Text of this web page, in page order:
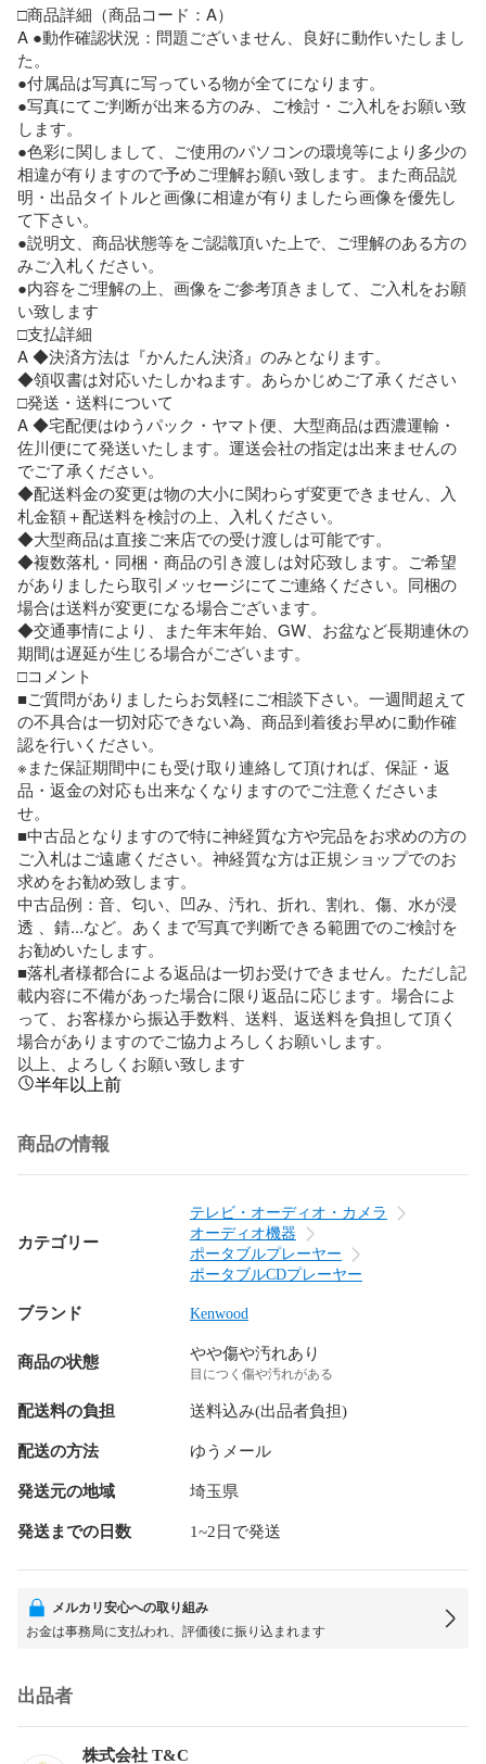
□商品詳細（商品コード：A）
A ●動作確認状況：問題ございません、良好に動作いたしまし
た。
●付属品は写真に写っている物が全てになります。
●写真にてご判断が出来る方のみ、ご検討・ご入札をお願い致
します。
●色彩に関しまして、ご使用のパソコンの環境等により多少の
相違が有りますので予めご理解お願い致します。また商品説
明・出品タイトルと画像に相違が有りましたら画像を優先し
て下さい。
●説明文、商品状態等をご認識頂いた上で、ご理解のある方の
みご入札ください。
●内容をご理解の上、画像をご参考頂きまして、ご入札をお願
い致します
□支払詳細
A ◆決済方法は『かんたん決済』のみとなります。
◆領収書は対応いたしかねます。あらかじめご了承ください
□発送・送料について
A ◆宅配便はゆうパック・ヤマト便、大型商品は西濃運輸・
佐川便にて発送いたします。運送会社の指定は出来ませんの
でご了承ください。
◆配送料金の変更は物の大小に関わらず変更できません、入
札金額＋配送料を検討の上、入札ください。
◆大型商品は直接ご来店での受け渡しは可能です。
◆複数落札・同梱・商品の引き渡しは対応致します。ご希望
がありましたら取引メッセージにてご連絡ください。同梱の
場合は送料が変更になる場合ございます。
◆交通事情により、また年末年始、GW、お盆など長期連休の
期間は遅延が生じる場合がございます。
□コメント
■ご質問がありましたらお気軽にご相談下さい。一週間超えて
の不具合は一切対応できない為、商品到着後お早めに動作確
認を行いください。
※また保証期間中にも受け取り連絡して頂ければ、保証・返
品・返金の対応も出来なくなりますのでご注意くださいま
せ。
■中古品となりますので特に神経質な方や完品をお求めの方の
ご入札はご遠慮ください。神経質な方は正規ショップでのお
求めをお勧め致します。
中古品例：音、匂い、凹み、汚れ、折れ、割れ、傷、水が浸
透 、錆...など。あくまで写真で判断できる範囲でのご検討を
お勧めいたします。
■落札者様都合による返品は一切お受けできません。ただし記
載内容に不備があった場合に限り返品に応じます。場合によ
って、お客様から振込手数料、送料、返送料を負担して頂く
場合がありますのでご協力よろしくお願いします。
以上、よろしくお願い致します
半年以上前
商品の情報
カテゴリー
テレビ・オーディオ・カメラ
オーディオ機器
ポータブルプレーヤー
ポータブルCDプレーヤー
ブランド Kenwood
商品の状態 やや傷や汚れあり
目につく傷や汚れがある
配送料の負担 送料込み(出品者負担)
配送の方法 ゆうメール
発送元の地域 埼玉県
発送までの日数 1~2日で発送
メルカリ安心への取り組み
お金は事務局に支払われ、評価後に振り込まれます
出品者
株式会社 T&C